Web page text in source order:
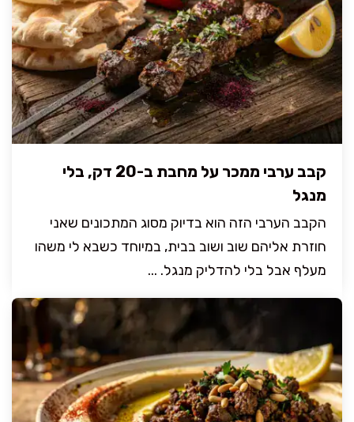
קבב ערבי ממכר על מחבת ב-20 דק, בלי
מנגל
הקבב הערבי הזה הוא בדיוק מסוג המתכונים שאני
חוזרת אליהם שוב ושוב בבית, במיוחד כשבא לי משהו
מעלף אבל בלי להדליק מנגל. ...